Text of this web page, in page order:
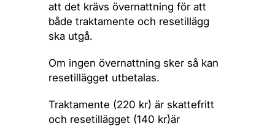
att det krävs övernattning för att
både traktamente och resetillägg
ska utgå.
Om ingen övernattning sker så kan
resetillägget utbetalas.
Traktamente (220 kr) är skattefritt
och resetillägget (140 kr)är